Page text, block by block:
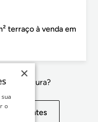
terraço à venda em
que procura?
×
o